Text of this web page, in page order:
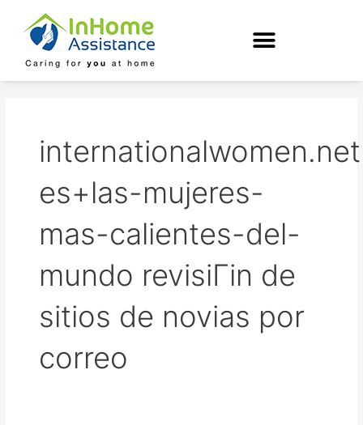
content
internationalwomen.net
es+las-mujeres-
mas-calientes-del-
mundo revisiГіn de
sitios de novias por
correo